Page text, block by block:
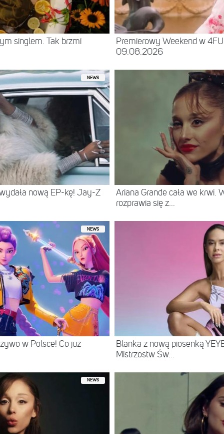
singlem. Tak brzmi
Premierowy Weekend w
09.08.2026
NEWS
nową EP-kę! Jay-Z
Ariana Grande cała we krwi.
rozprawia się z...
NEWS
w Polsce! Co już
Blanka z nową piosenką
Mistrzostw Św...
NEWS